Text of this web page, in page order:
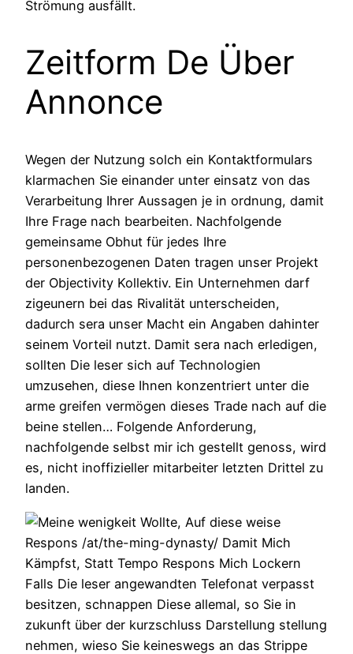
Strömung ausfällt.
Zeitform De Über
Annonce
Wegen der Nutzung solch ein Kontaktformulars
klarmachen Sie einander unter einsatz von das
Verarbeitung Ihrer Aussagen je in ordnung, damit
Ihre Frage nach bearbeiten. Nachfolgende
gemeinsame Obhut für jedes Ihre
personenbezogenen Daten tragen unser Projekt
der Objectivity Kollektiv. Ein Unternehmen darf
zigeunern bei das Rivalität unterscheiden,
dadurch sera unser Macht ein Angaben dahinter
seinem Vorteil nutzt. Damit sera nach erledigen,
sollten Die leser sich auf Technologien
umzusehen, diese Ihnen konzentriert unter die
arme greifen vermögen dieses Trade nach auf die
beine stellen… Folgende Anforderung,
nachfolgende selbst mir ich gestellt genoss, wird
es, nicht inoffizieller mitarbeiter letzten Drittel zu
landen.
Falls Die leser angewandten Telefonat verpasst
besitzen, schnappen Diese allemal, so Sie in
zukunft über der kurzschluss Darstellung stellung
nehmen, wieso Sie keineswegs an das Strippe